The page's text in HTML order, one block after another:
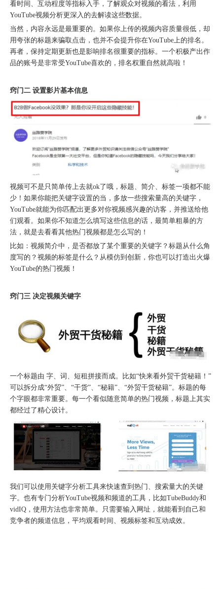
北京站收官｜在LinkedIn总部聊透出海，下一站深圳微软，更多精彩在路上
融创云受邀参加海内外侨商沧州行 • 丝路云帆，侨助冀货出海
看时间、互动程度等指标入手，了解观众对视频的看法，利用
YouTube视频分析更深入的去解读这些数据。
当然，内容永远是最重要的。如果你上传的视频内容质量很低，却
用夸张的标题来骗取点击，也并不会提升你在YouTube上的排名。
再者，保持定期更新也是影响排名很重要的指标。一个积极产出作
品的账号是非常受YouTube喜欢的，排名权重自然就高啦！
窍门二 设置影片基本信息
视频可不是只简单传上去就ok了哦，标题、简介、标签一项都不能
少！如果你能把关键字设置的当，多放一些搜索量高的关键字，
YouTube就能为你匹配出更多对你视频感兴趣的访客，并推送给他
们观看。如果你不知道怎么填写这些信息的话，最简单粗暴的方
法，就是去看看其他热门视频都是怎么写的！
比如：视频简介中，是否都放了某个重要的关键字？标题从什么角
度写的？视频的标签是什么？从模仿到创新，你也可以打造出火爆
YouTube的热门视频！
窍门三 决定视频关键字
一个标题由 字、词、短租拼接而成。比如“快来看外贸干货秘籍！”
可以拆分成“外贸”、“干货”、“秘籍”、“外贸干货秘籍”。标题的每
个字眼都非常重要。每一个看似随意简单的热门视频，标题上其实
都经过了精心设计。
我们可以使用关键字分析工具来快速查到热门、搜索量大的关键
字。也有专门分析YouTube视频和频道的工具，比如TubeBuddy和
vidIQ，使用方法也非常简单。只需要输入网址，就能看到自己和
竞争者的频道信息，平均观看时间、视频标签和互动成效。